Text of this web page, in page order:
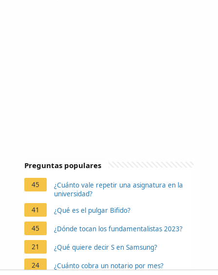
Preguntas populares
45
¿Cuánto vale repetir una asignatura en la
universidad?
41
¿Qué es el pulgar Bifido?
45 ¿Dónde tocan los fundamentalistas 2023?
21 ¿Qué quiere decir S en Samsung?
24 ¿Cuánto cobra un notario por mes?